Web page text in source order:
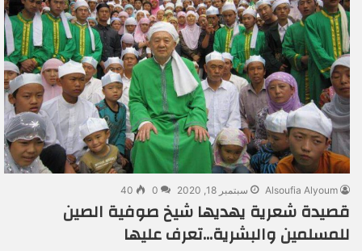
Alsoufia Alyoum سبتمبر 18, 2020 0
40
قصيدة شعرية يهديها شيخ صوفية الصين
للمسلمين والبشرية…تعرف عليها